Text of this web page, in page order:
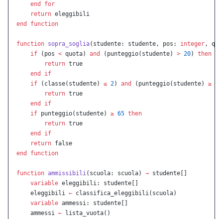
    end
for
    return
eleggibili
end
function
function sopra_soglia(studente: studente, pos: integer,
    if
(pos < quota) and (punteggio(studente) > 20) then
        return
true
    end
if
    if
(classe(studente) ≤ 2) and (punteggio(studente) ≥
        return
true
    end
if
    if
punteggio(studente) ≥ 65 then
        return
true
    end
if
    return
false
end
function
function ammissibili(scuola: scuola) → studente[]
    variable
eleggibili: studente[]
    eleggibili
← classifica_eleggibili(scuola)
    variable
ammessi: studente[]
    ammessi
← lista_vuota()